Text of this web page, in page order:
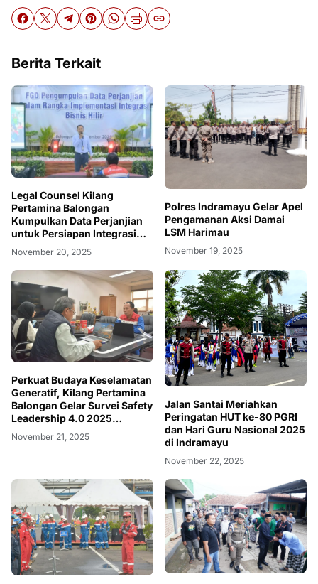
Berita Terkait
Legal Counsel Kilang
Pertamina Balongan
Kumpulkan Data Perjanjian
untuk Persiapan Integrasi
Bisnis Hilir Pertamina
November 20, 2025
Polres Indramayu Gelar Apel
Pengamanan Aksi Damai
LSM Harimau
November 19, 2025
Perkuat Budaya Keselamatan
Generatif, Kilang Pertamina
Balongan Gelar Survei Safety
Leadership 4.0 2025
Berbasis CLSR
November 21, 2025
Jalan Santai Meriahkan
Peringatan HUT ke-80 PGRI
dan Hari Guru Nasional 2025
di Indramayu
November 22, 2025